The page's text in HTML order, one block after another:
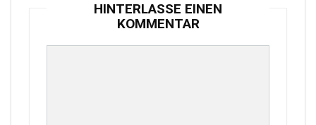
HINTERLASSE EINEN
KOMMENTAR